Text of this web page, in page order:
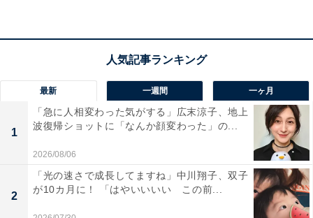
最新 一週間 一ヶ月
1
「急に人相変わった気がする」広末涼子、地上
波復帰ショットに「なんか顔変わった」の...
2026/08/06
2
「光の速さで成長してますね」中川翔子、双子
が10カ月に！ 「はやいいいい この前...